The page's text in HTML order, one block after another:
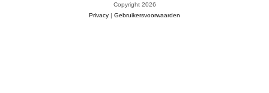
Copyright 2026
Privacy | Gebruikersvoorwaarden